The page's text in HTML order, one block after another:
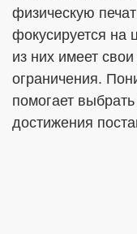
физическую
фокусируется на
из них имеет
ограничения.
помогает
достижения